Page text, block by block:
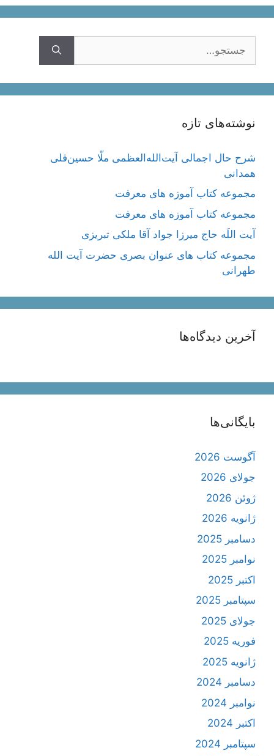
نوشته‌های تازه
شرح حال اجمالی آیت‌الله‌العظمی ملّا حسین‌قلی
همدانی
مجموعه کتاب آموزه های معرفت
مجموعه کتاب آموزه های معرفت
آیت اللَه حاج میرزا جواد آقا ملکی تبریزی
مجموعه کتاب های عنوان بصری حضرت آیت الله
طهرانی
آخرین دیدگاه‌ها
بایگانی‌ها
آگوست 2026
جولای 2026
ژوئن 2026
ژانویه 2026
دسامبر 2025
نوامبر 2025
اکتبر 2025
سپتامبر 2025
جولای 2025
فوریه 2025
ژانویه 2025
دسامبر 2024
نوامبر 2024
اکتبر 2024
سپتامبر 2024